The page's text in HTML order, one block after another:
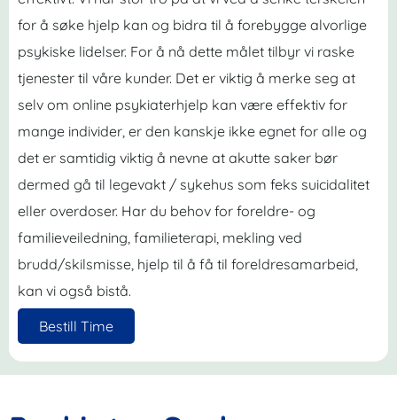
for å søke hjelp kan og bidra til å forebygge alvorlige
psykiske lidelser. For å nå dette målet tilbyr vi raske
tjenester til våre kunder. Det er viktig å merke seg at
selv om online psykiaterhjelp kan være effektiv for
mange individer, er den kanskje ikke egnet for alle og
det er samtidig viktig å nevne at akutte saker bør
dermed gå til legevakt / sykehus som feks suicidalitet
eller overdoser. Har du behov for foreldre- og
familieveiledning, familieterapi, mekling ved
brudd/skilsmisse, hjelp til å få til foreldresamarbeid,
kan vi også bistå.
Bestill Time